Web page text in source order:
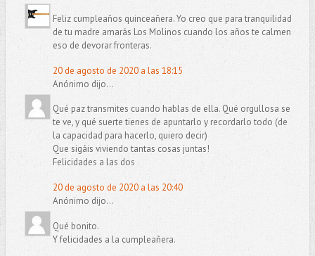
Feliz cumpleaños quinceañera. Yo creo que para tranquilidad
de tu madre amarás Los Molinos cuando los años te calmen
eso de devorar fronteras.
20 de agosto de 2020 a las 18:15
Anónimo dijo...
Qué paz transmites cuando hablas de ella. Qué orgullosa se
te ve, y qué suerte tienes de apuntarlo y recordarlo todo (de
la capacidad para hacerlo, quiero decir)
Que sigáis viviendo tantas cosas juntas!
Felicidades a las dos
20 de agosto de 2020 a las 20:40
Anónimo dijo...
Qué bonito.
Y felicidades a la cumpleañera.